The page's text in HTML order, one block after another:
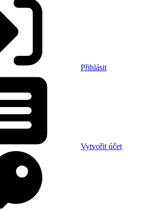
Přihlásit
Vytvořit účet